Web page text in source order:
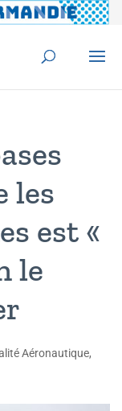
les
est «
le
Aéronautique,